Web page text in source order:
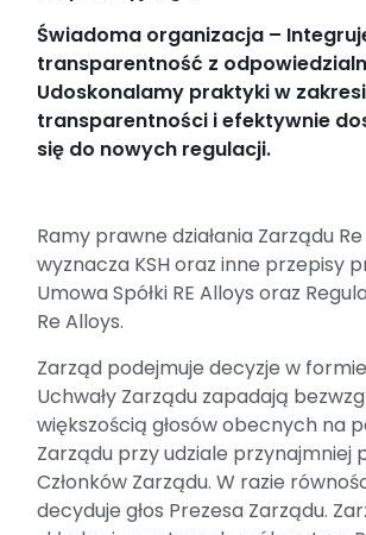
Świadoma organizacja –
transparentność z
Udoskonalamy praktyki w
transparentności i efektywnie
się do nowych regulacji.
Ramy prawne działania Zarządu
wyznacza KSH oraz inne przepisy
Umowa Spółki RE Alloys oraz
Re Alloys.
Zarząd podejmuje decyzje w formie
Uchwały Zarządu zapadają
większością głosów obecnych na
Zarządu przy udziale przynajmniej
Członków Zarządu. W razie
decyduje głos Prezesa Zarządu.